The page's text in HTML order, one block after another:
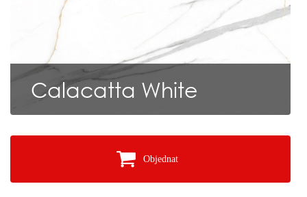
Calacatta White
Objednat